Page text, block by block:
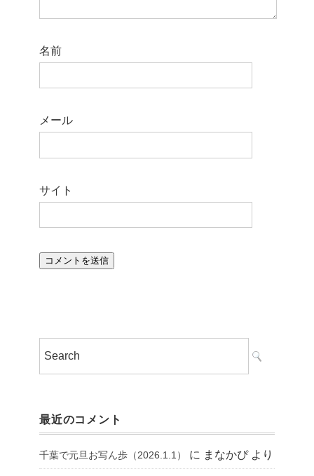
名前
メール
サイト
最近のコメント
千葉で元旦お写ん歩（2026.1.1） に まなかぴより